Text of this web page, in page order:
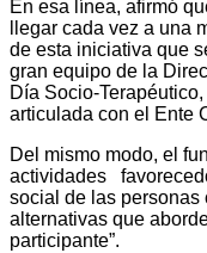
En esa línea, afirmó
llegar cada vez a una
de esta iniciativa que
gran equipo de la
Día Socio-
articulada con el Ente
Del mismo modo, el
actividades
social de las
alternativas que
participante”.